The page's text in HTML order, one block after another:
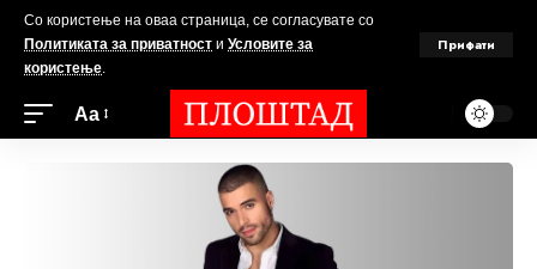
Со користење на оваа страница, се согласувате со
Политиката за приватност и Условите за
користење.
Прифати
Аа